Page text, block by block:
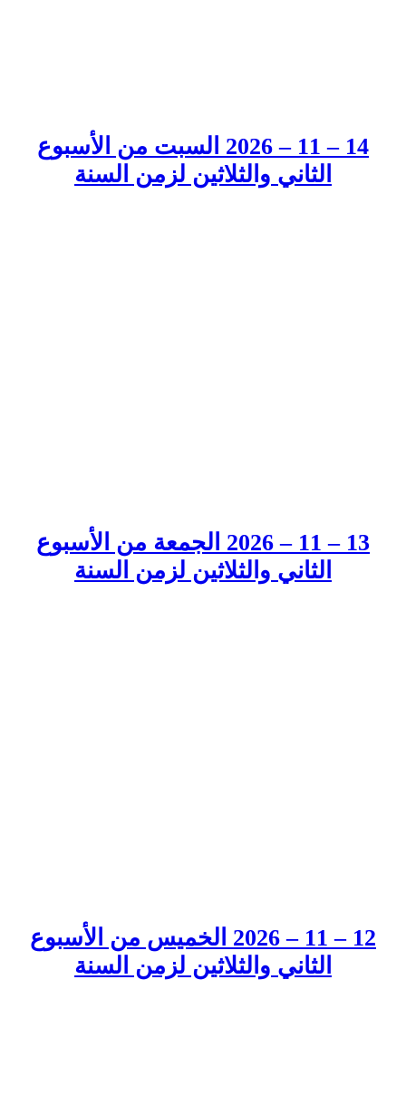
14 – 11 – 2026 السبت من الأسبوع
الثاني والثلاثين لزمن السنة
13 – 11 – 2026 الجمعة من الأسبوع
الثاني والثلاثين لزمن السنة
12 – 11 – 2026 الخميس من الأسبوع
الثاني والثلاثين لزمن السنة